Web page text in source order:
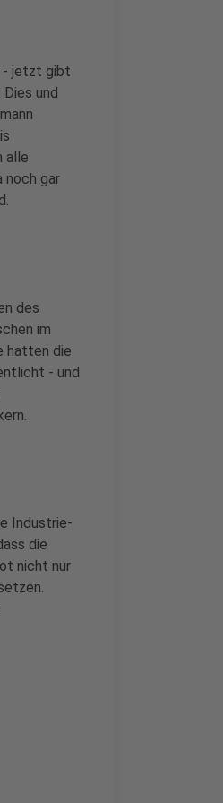
- jetzt gibt
und
alle
noch gar
des
im
hatten die
- und
Industrie-
die
nicht nur